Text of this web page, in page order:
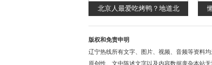
北京人最爱吃烤鸭？地道北
版权和免责申明
辽宁热线所有文字、图片、视频、音频等资料
原创性、文中陈述文字以及内容数据庞杂本站